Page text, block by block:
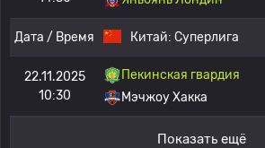
Дата / Время Китай: Суперлига
22.11.2025
10:30
Пекинская гвардия
Мэчжоу Хакка
Показать ещё